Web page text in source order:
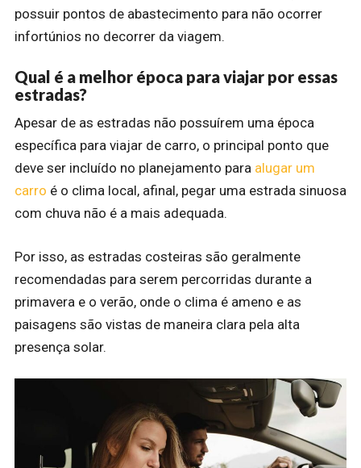
possuir pontos de abastecimento para não ocorrer
infortúnios no decorrer da viagem.
Qual é a melhor época para viajar por essas
estradas?
Apesar de as estradas não possuírem uma época
específica para viajar de carro, o principal ponto que
deve ser incluído no planejamento para alugar um
carro é o clima local, afinal, pegar uma estrada sinuosa
com chuva não é a mais adequada.
Por isso, as estradas costeiras são geralmente
recomendadas para serem percorridas durante a
primavera e o verão, onde o clima é ameno e as
paisagens são vistas de maneira clara pela alta
presença solar.